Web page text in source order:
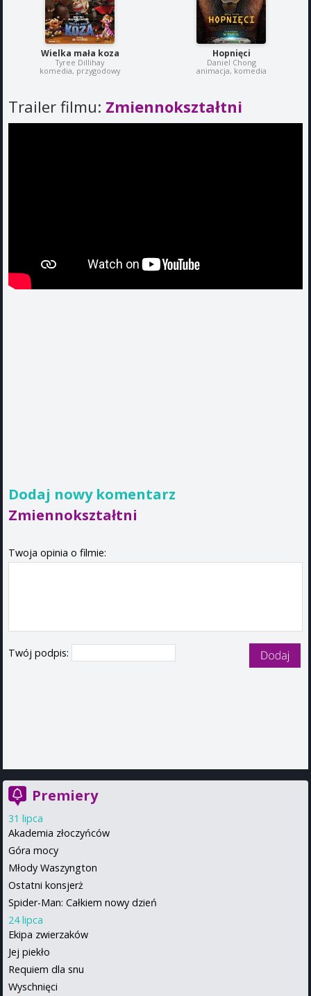
Wielka mała koza
Tyree Dillihay
komedia, przygodowy
Hopnięci
Daniel Chong
animacja, komedia
Trailer filmu: Zmiennokształtni
Dodaj nowy komentarz
Zmiennokształtni
Twoja opinia o filmie:
Twój podpis:
Premiery
31 lipca
Akademia złoczyńców
Góra mocy
Młody Waszyngton
Ostatni konsjerż
Spider-Man: Całkiem nowy dzień
24 lipca
Ekipa zwierzaków
Jej piekło
Requiem dla snu
Wyschnięci